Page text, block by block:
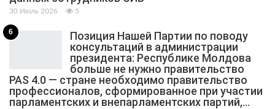
30 Июль 2026 5
6
Позиция Нашей Партии по поводу
консультаций в администрации
президента: Республике Молдова
больше не нужно правительство
PAS 4.0 — стране необходимо правительство
профессионалов, сформированное при участии
парламентских и внепарламентских партий,…